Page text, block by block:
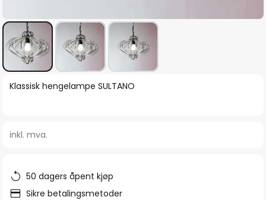
Gå
bildegalleri
Klassisk hengelampe SULTANO
inkl. mva.
50 dagers åpent kjøp
Sikre betalingsmetoder